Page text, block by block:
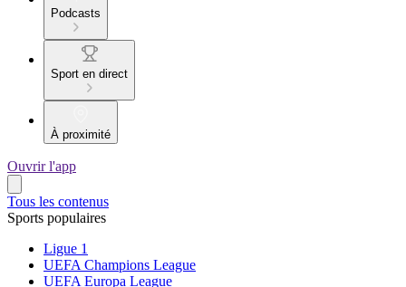
Podcasts
Sport en direct
À proximité
Ouvrir l'app
Tous les contenus
Sports populaires
Ligue 1
UEFA Champions League
UEFA Europa League